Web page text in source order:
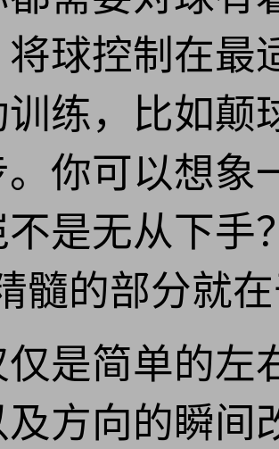
将球控制在最
训练，比如颠
。你可以想象
不是无从下手
髓的部分就
仅是简单的左
及方向的瞬间